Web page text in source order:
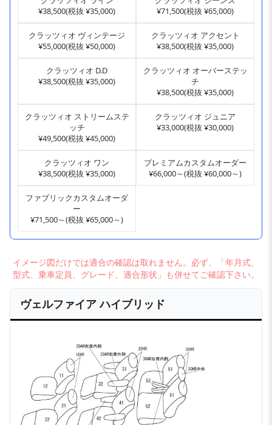
¥38,500(税抜 ¥35,000)
¥71,500(税抜 ¥65,000)
クラッツィオ ヴィンテージ
¥55,000(税抜 ¥50,000)
クラッツィオ アクセント
¥38,500(税抜 ¥35,000)
クラッツィオ D.D
¥38,500(税抜 ¥35,000)
クラッツィオ オーバーステッ
チ
¥38,500(税抜 ¥35,000)
クラッツィオ ストリームステ
ッチ
¥49,500(税抜 ¥45,000)
クラッツィオ ジュニア
¥33,000(税抜 ¥30,000)
クラッツィオ ワン
¥38,500(税抜 ¥35,000)
プレミアムカスタムオーダー
¥66,000～(税抜 ¥60,000～)
ファブリックカスタムオーダ
ー
¥71,500～(税抜 ¥65,000～)
イメージ図だけでは適合の確認は取れません。必ず、「年月式、
型式、乗車定員、グレード、適合形状」も併せてご確認下さい。
ヴェルファイア ハイブリッド